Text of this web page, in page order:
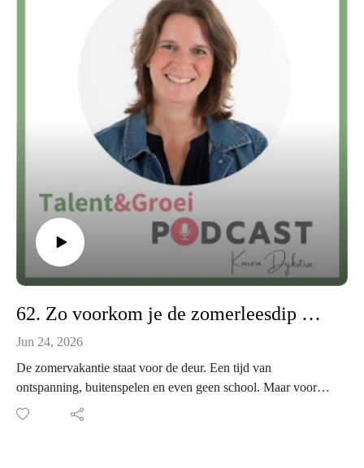
62. Zo voorkom je de zomerleesdip met het Pringles Principe
Jun 24, 2026
De zomervakantie staat voor de deur. Een tijd van
ontspanning, buitenspelen en even geen school. Maar voor
kinderen met dyslexie kan een lange periode zonder lezen